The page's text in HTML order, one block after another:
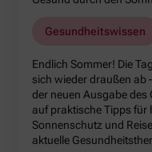
Gesundheitswissen
Endlich Sommer! Die
sich wieder draußen ab
der neuen Ausgabe des
auf praktische Tipps für
Sonnenschutz und
aktuelle